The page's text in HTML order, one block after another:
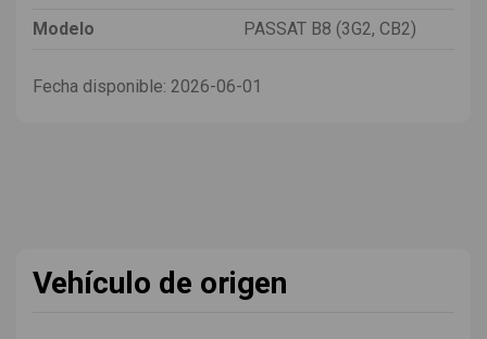
Modelo
PASSAT B8 (3G2, CB2)
Fecha disponible: 2026-06-01
Vehículo de origen